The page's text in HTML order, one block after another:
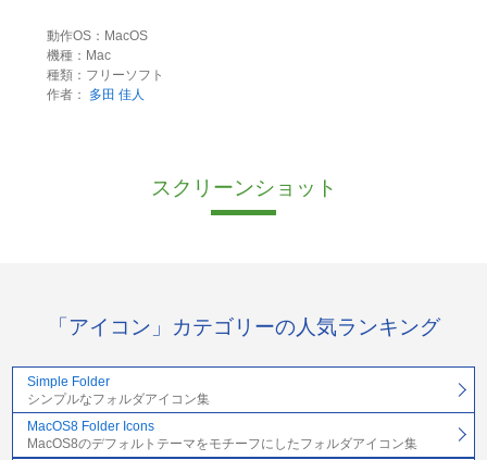
動作OS：MacOS
機種：Mac
種類：フリーソフト
作者：
多田 佳人
スクリーンショット
「アイコン」カテゴリーの人気ランキング
Simple Folder
シンプルなフォルダアイコン集
MacOS8 Folder Icons
MacOS8のデフォルトテーマをモチーフにしたフォルダアイコン集